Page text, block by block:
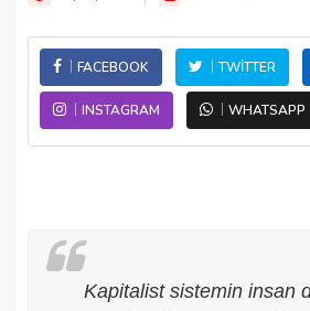
FACEBOOK TWITTER
INSTAGRAM WHATSAPP
Kapitalist sistemin insan